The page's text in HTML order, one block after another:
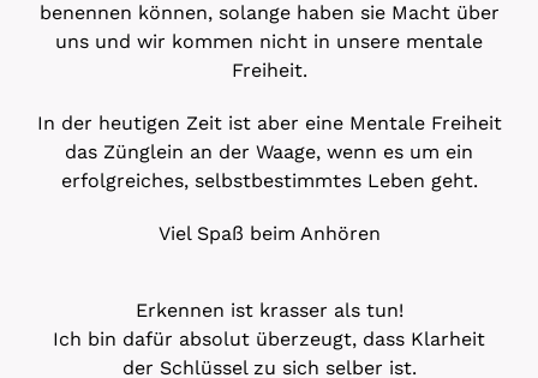
benennen können, solange haben sie Macht über
uns und wir kommen nicht in unsere mentale
Freiheit.
In der heutigen Zeit ist aber eine Mentale Freiheit
das Zünglein an der Waage, wenn es um ein
erfolgreiches, selbstbestimmtes Leben geht.
Viel Spaß beim Anhören
Erkennen ist krasser als tun!
Ich bin dafür absolut überzeugt, dass Klarheit
der Schlüssel zu sich selber ist.